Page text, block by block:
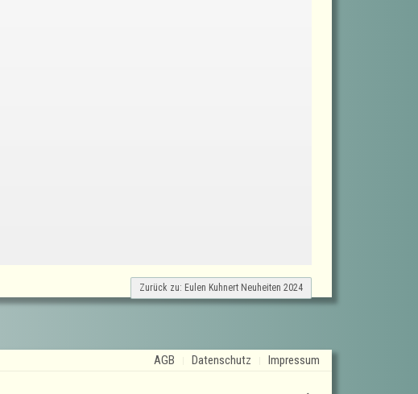
Zurück zu: Eulen Kuhnert Neuheiten 2024
AGB Datenschutz Impressum